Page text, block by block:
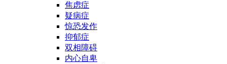
焦虑症
疑病症
惊恐发作
抑郁症
双相障碍
内心自卑